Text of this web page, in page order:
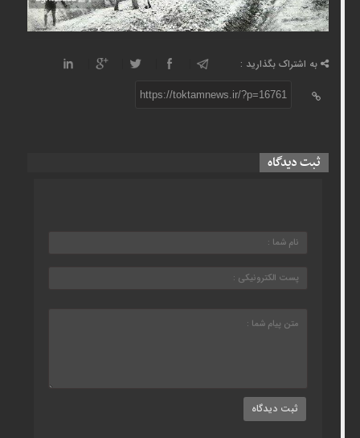
به اشتراک بگذارید :
https://toktamnews.ir/?p=16761
ثبت دیدگاه